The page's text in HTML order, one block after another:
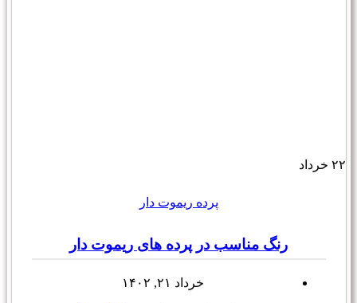
۲۲ خرداد
پرده ریموت دار
رنگ مناسب در پرده های ریموت دار
خرداد ۲۱, ۱۴۰۲